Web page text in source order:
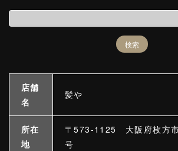
店舗
名
髪や
所在
地
〒573-1125 大阪府枚方
号